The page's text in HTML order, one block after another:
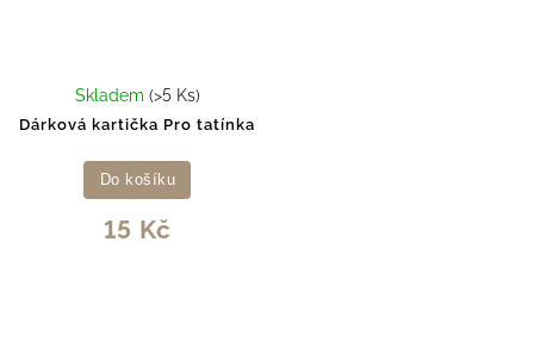
Dárková kartička Pro tatínka
Skladem (>5 Ks)
15 Kč
Do košíku